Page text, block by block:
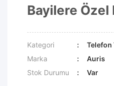
Bayilere Özel
Kategori
Telefon
Marka
Auris
Stok Durumu
Var